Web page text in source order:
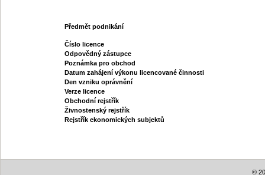
Předmět podnikání
Číslo licence
Odpovědný zástupce
Poznámka pro obchod
Datum zahájení výkonu licencované činnosti
Den vzniku oprávnění
Verze licence
Obchodní rejstřík
Živnostenský rejstřík
Rejstřík ekonomických subjektů
©